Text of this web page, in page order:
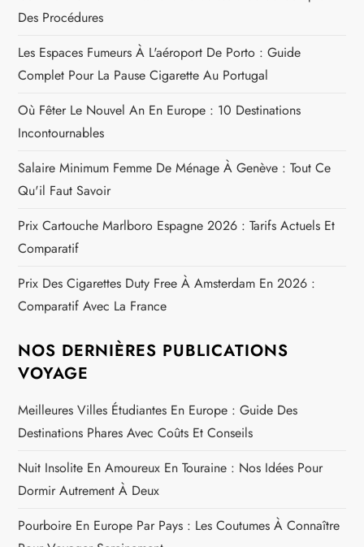
Des Procédures
Les Espaces Fumeurs À L'aéroport De Porto : Guide
Complet Pour La Pause Cigarette Au Portugal
Où Fêter Le Nouvel An En Europe : 10 Destinations
Incontournables
Salaire Minimum Femme De Ménage À Genève : Tout Ce
Qu'il Faut Savoir
Prix Cartouche Marlboro Espagne 2026 : Tarifs Actuels Et
Comparatif
Prix Des Cigarettes Duty Free À Amsterdam En 2026 :
Comparatif Avec La France
NOS DERNIÈRES PUBLICATIONS
VOYAGE
Meilleures Villes Étudiantes En Europe : Guide Des
Destinations Phares Avec Coûts Et Conseils
Nuit Insolite En Amoureux En Touraine : Nos Idées Pour
Dormir Autrement À Deux
Pourboire En Europe Par Pays : Les Coutumes À Connaître